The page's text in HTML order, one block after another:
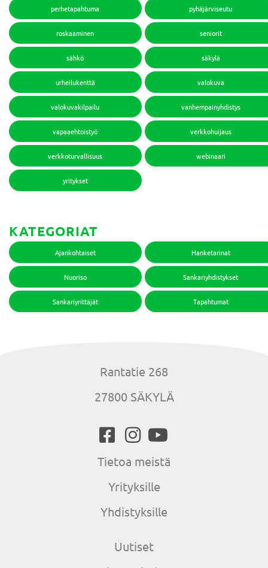
perhetapahtuma pyhäjärviseutu
roskaaminen seniorit
sähkö säkylä
urheilukenttä valokuva
valokuvakilpailu vanhempainyhdistys
vapaaehtoistyö verkkohuijaus
verkkoturvallisuus webinaari
yritykset
KATEGORIAT
Ajankohtaiset Hanketarinat
Nuoriso Sankariyhdistykset
Sankariyrittäjät Tapahtumat
Rantatie 268
27800 SÄKYLÄ
Tietoa meistä
Yrityksille
Yhdistyksille
Uutiset